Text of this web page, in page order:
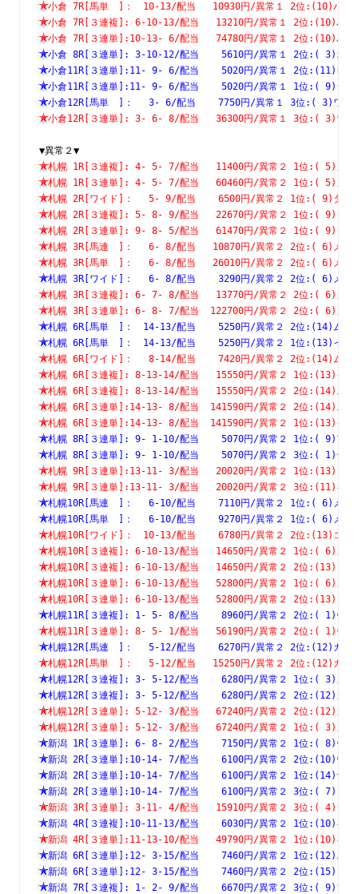
小倉 7R[馬単　]：　10-13/配当   10930円/異常１ 2
小倉 7R[３連複]: 6-10-13/配当   13210円/異常１ 2
小倉 7R[３連単]:10-13- 6/配当   74780円/異常１ 2
小倉 8R[３連単]: 3-10-12/配当    5610円/異常１
小倉11R[３連単]:11- 9- 6/配当    5020円/異常１ 2位:(11)レッド
小倉11R[３連単]:11- 9- 6/配当    5020円/異常１ 1位:( 9)シュヴ
小倉12R[馬単　]：　 3- 6/配当    7750円/異常１ 3
小倉12R[３連単]: 3- 6- 8/配当   36300円/異常１ 3
▼異常２▼
札幌 1R[３連複]: 4- 5- 7/配当   11400円/異常２ 1
札幌 1R[３連単]: 4- 5- 7/配当   60460円/異常２ 1
札幌 2R[ワイド]：　 5- 9/配当    6500円/異常２ 1
札幌 2R[３連複]: 5- 8- 9/配当   22670円/異常２ 1
札幌 2R[３連単]: 9- 8- 5/配当   61470円/異常２ 1
札幌 3R[馬連　]：　 6- 8/配当   10870円/異常２
札幌 3R[馬単　]：　 6- 8/配当   26010円/異常２
札幌 3R[ワイド]：　 6- 8/配当    3290円/異常２
札幌 3R[３連複]: 6- 7- 8/配当   13770円/異常２
札幌 3R[３連単]: 6- 8- 7/配当  122700円/異常２
札幌 6R[馬単　]：　14-13/配当    5250円/
札幌 6R[馬単　]：　14-13/配当    5250円/異常
札幌 6R[ワイド]：　 8-14/配当    7420円/
札幌 6R[３連複]: 8-13-14/配当   15550円/異常
札幌 6R[３連複]: 8-13-14/配当   15550円/
札幌 6R[３連単]:14-13- 8/配当  141590円/
札幌 6R[３連単]:14-13- 8/配当  141590円/異常
札幌 8R[３連単]: 9- 1-10/配当    5070円/異
札幌 8R[３連単]: 9- 1-10/配当    5070円/異常２ 3
札幌 9R[３連単]:13-11- 3/配当   20020円/異常２ 1位:(13)ヒ
札幌 9R[３連単]:13-11- 3/配当   20020円/異常２ 3位:(11)キ
札幌10R[馬連　]：　 6-10/配当    7110円/異常２ 1位:( 6)メン
札幌10R[馬単　]：　 6-10/配当    9270円/異常２ 1位:( 6)メン
札幌10R[ワイド]：　10-13/配当    6780円/異常２ 2位:(13)コス
札幌10R[３連複]: 6-10-13/配当   14650円/異常２ 1位:( 6)メン
札幌10R[３連複]: 6-10-13/配当   14650円/異常２ 2位:(13)コス
札幌10R[３連単]: 6-10-13/配当   52800円/異常２ 1位:( 6)メン
札幌10R[３連単]: 6-10-13/配当   52800円/異常２ 2位:(13)コス
札幌11R[３連複]: 1- 5- 8/配当    8960円/異常２ 2位:( 1)ヴァト
札幌11R[３連単]: 8- 5- 1/配当   56190円/異常２ 2位:( 1)ヴァト
札幌12R[馬連　]：　 5-12/配当    6270円/異常２ 2位:(12)カフ
札幌12R[馬単　]：　 5-12/配当   15250円/異常２ 2位:(12)カフ
札幌12R[３連複]: 3- 5-12/配当    6280円/異常２ 1位:( 3)メイ
札幌12R[３連複]: 3- 5-12/配当    6280円/異常２ 2位:(12)カフ
札幌12R[３連単]: 5-12- 3/配当   67240円/異常２ 2位:(12)カフ
札幌12R[３連単]: 5-12- 3/配当   67240円/異常２ 1位:( 3)メイ
新潟 1R[３連単]: 6- 8- 2/配当    7150円/異常２ 1位
新潟 2R[３連単]:10-14- 7/配当    6100円/異常２ 2位
新潟 2R[３連単]:10-14- 7/配当    6100円/異常２ 1
新潟 2R[３連単]:10-14- 7/配当    6100円/異常２
新潟 3R[３連単]: 3-11- 4/配当   15910円/異常２
新潟 4R[３連複]:10-11-13/配当    6030円/異常
新潟 4R[３連単]:11-13-10/配当   49790円/異常
新潟 6R[３連単]:12- 3-15/配当    7460円/異常
新潟 6R[３連単]:12- 3-15/配当    7460円/異常２ 2
新潟 7R[３連複]: 1- 2- 9/配当    6670円/異常２